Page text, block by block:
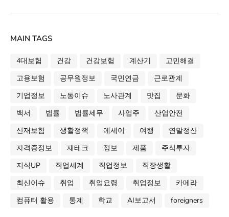
MAIN TAGS
4대보험 건강 건강보험 계산기
고민해결
고용보험
공무원정보 국민연금
근로관계
기업정보
노동이슈 노사관계 맛집
문화
백서
법률 법률세무 사업주
산업안전
산재보험
생활정책 에세이 여행
연말정산
자격증정보
재테크 정보 제품
주식투자
지식UP
직업세계 직업정보
직장생활
최신이슈
취업 취업요령 취업정보
카메라
컴퓨터 활용
통계 학교 AI보고서 foreigners